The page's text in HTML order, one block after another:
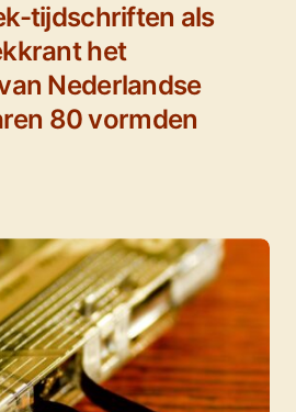
tijdschriften als
het
Nederlandse
80 vormden